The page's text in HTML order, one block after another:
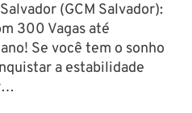
(GCM Salvador):
300 Vagas até
Se você tem o sonho
a estabilidade